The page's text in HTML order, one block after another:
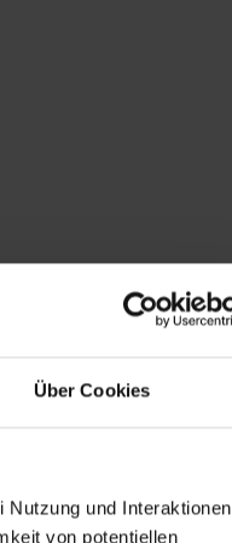
Über Cookies
Nutzung und Interaktionen
von potentiellen